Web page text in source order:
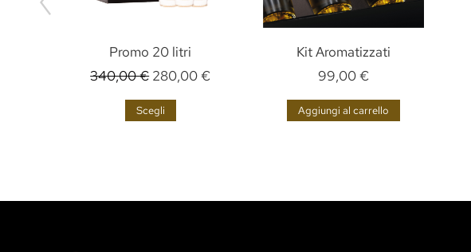
Promo 20 litri
340,00€ 280,00€
Scegli
Kit Aromatizzati
99,00€
Aggiungi al carrello